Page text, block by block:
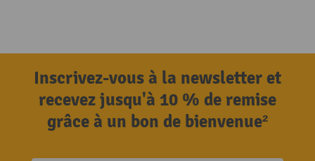
Inscrivez-vous à la newsletter et
recevez jusqu'à 10 % de remise
grâce à un bon de bienvenue²